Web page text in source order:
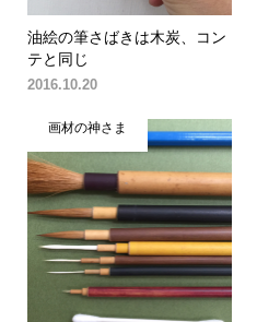
油絵の筆さばきは木炭、コン
テと同じ
2016.10.20
画材の神さま